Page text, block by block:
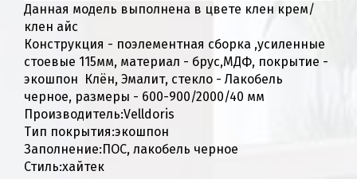
Данная модель выполнена в цвете клен крем/
клен айс
Конструкция - поэлементная сборка ,усиленные
стоевые 115мм, материал - брус,МДФ, покрытие -
экошпон Клён, Эмалит, стекло - Лакобель
черное, размеры - 600-900/2000/40 мм
Производитель:Velldoris
Тип покрытия:экошпон
Заполнение:ПОС, лакобель черное
Стиль:хайтек